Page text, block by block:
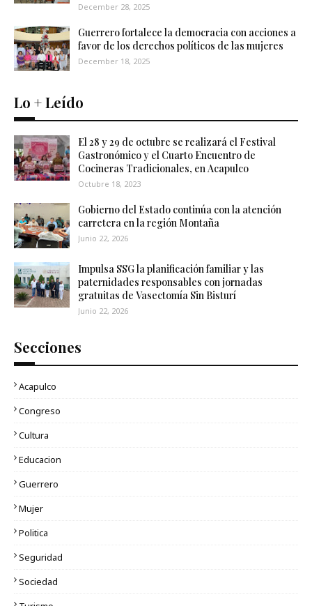
December 28, 2025
Guerrero fortalece la democracia con acciones a
favor de los derechos políticos de las mujeres
December 18, 2025
Lo + Leído
El 28 y 29 de octubre se realizará el Festival
Gastronómico y el Cuarto Encuentro de
Cocineras Tradicionales, en Acapulco
Octubre 18, 2023
Gobierno del Estado continúa con la atención
carretera en la región Montaña
Junio 22, 2026
Impulsa SSG la planificación familiar y las
paternidades responsables con jornadas
gratuitas de Vasectomía Sin Bisturí
Junio 22, 2026
Secciones
Acapulco
Congreso
Cultura
Educacion
Guerrero
Mujer
Politica
Seguridad
Sociedad